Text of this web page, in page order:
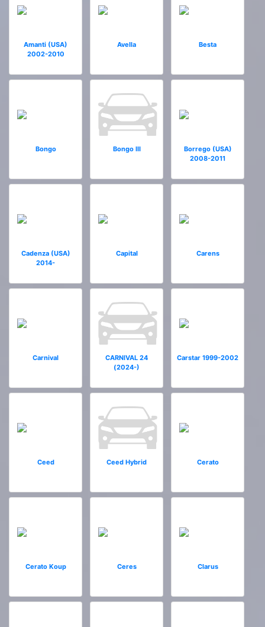
Amanti (USA)
2002-2010
Avella Besta
Bongo Bongo III
Borrego (USA)
2008-2011
Cadenza (USA)
2014-
Capital Carens
Carnival
CARNIVAL 24
(2024-)
Carstar 1999-2002
Ceed Ceed Hybrid Cerato
Cerato Koup Ceres Clarus